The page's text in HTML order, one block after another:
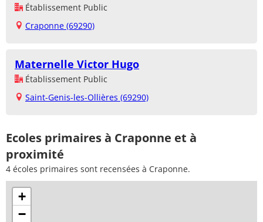
Établissement Public
Craponne (69290)
Maternelle Victor Hugo
Établissement Public
Saint-Genis-les-Ollières (69290)
Ecoles primaires à Craponne et à
proximité
4 écoles primaires sont recensées à Craponne.
+
−